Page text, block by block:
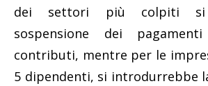
dei settori più colpiti si
sospensione dei
contributi, mentre per le
5 dipendenti, si introdurrebbe